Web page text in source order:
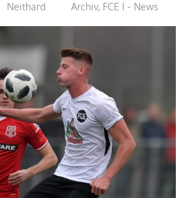
Neithard Archiv, FCE I - News